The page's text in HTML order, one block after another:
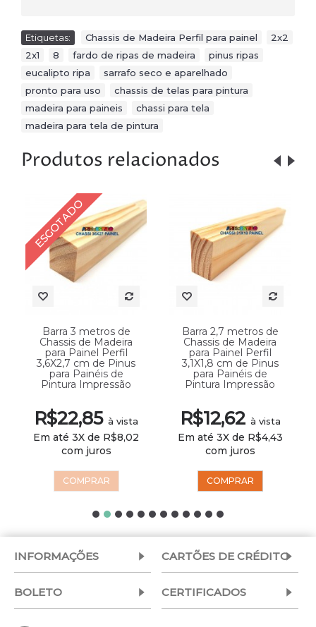
Etiquetas: Chassis de Madeira Perfil para painel 2x2
2x1
8 fardo de ripas de madeira pinus ripas
eucalipto ripa
sarrafo seco e aparelhado
pronto para uso
chassis de telas para pintura
madeira para paineis
chassi para tela
madeira para tela de pintura
Produtos relacionados
ESGOTADO
Barra 3 metros de
Chassis de Madeira
para Painel Perfil
3,6X2,7 cm de Pinus
para Painéis de
Pintura Impressão
R$22,85 à vista
Em até 3X de R$8,02
com juros
COMPRAR
Barra 2,7 metros de
Chassis de Madeira
para Painel Perfil
3,1X1,8 cm de Pinus
para Painéis de
Pintura Impressão
R$12,62 à vista
Em até 3X de R$4,43
com juros
COMPRAR
INFORMAÇÕES CARTÕES DE CRÉDITO
BOLETO CERTIFICADOS